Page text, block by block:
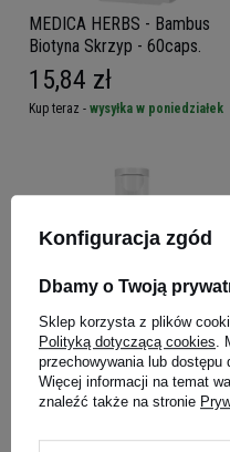
MEDICA HERBS - Bambus
Biotyna Skrzyp - 60caps.
15,84 zł
Kup teraz - wysyłka w poniedziałek
NOW - Vitamin B-12 Liquid B-
Complex - 237ml
70,29 zł
Konfiguracja zgód
Dbamy o Twoją
Sklep korzysta z plików
Polityką dotyczącą cookies
przechowywania lub dostępu
Więcej informacji na temat
znaleźć także na stronie